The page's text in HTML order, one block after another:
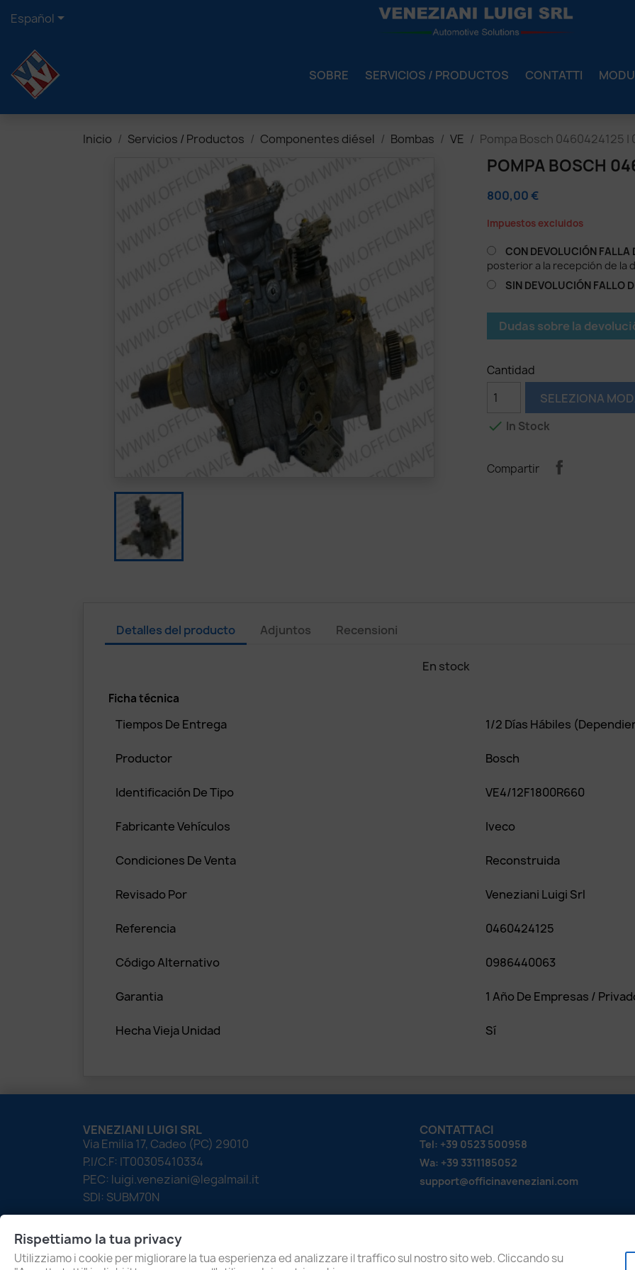
Español
SOBRE SERVICIOS / PRODUCTOS CONTATTI
Inicio Servicios / Productos Componentes diésel Bombas VE Pompa Bosch 0460424125
POMPA BOSCH
800,00 €
Impuestos excluidos
CON DEVOLUCIÓN FALLA
posterior a la recepción de la
SIN DEVOLUCIÓN FALLO
Dudas sobre la
Cantidad
SELEZIONA
 In Stock
Compartir
Detalles del producto Adjuntos Recensioni
En stock
Ficha técnica
Tiempos De Entrega 1/2 Días Hábiles
Productor Bosch
Identificación De Tipo VE4/12F1800R660
Fabricante Vehículos Iveco
Condiciones De Venta Reconstruida
Revisado Por Veneziani Luigi Srl
Referencia 0460424125
Código Alternativo 0986440063
Garantia 1 Año De Empresas /
Hecha Vieja Unidad Sí
VENEZIANI LUIGI SRL
Via Emilia 17, Cadeo (PC) 29010
P.I/C.F: IT00305410334
PEC: luigi.veneziani@legalmail.it
SDI: SUBM70N
CONTATTACI
Tel: +39 0523 500958
Wa: +39 3311185052
support@officinaveneziani.com
Rispettiamo la tua privacy
Utilizziamo i cookie per migliorare la tua esperienza ed analizzare il traffico sul nostro sito web. Cliccando su